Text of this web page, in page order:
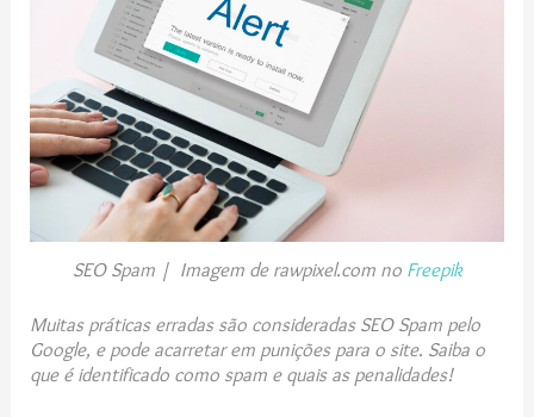
SEO Spam | Imagem de rawpixel.com no Freepik
Muitas práticas erradas são consideradas SEO Spam pelo
Google, e pode acarretar em punições para o site. Saiba o
que é identificado como spam e quais as penalidades!